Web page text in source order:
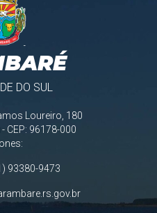
DO SUL
Loureiro, 180
CEP: 96178-000
93380-9473